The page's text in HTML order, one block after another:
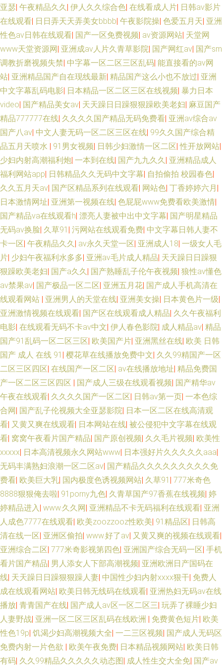
亚瑟| 午夜精品久久| 伊人久久综合色| 在线看成人片| 日韩av影片
在线观看| 日日弄天天弄美女bbbb| 午夜影院操| 色爱五月天| 亚洲
性色av日韩在线观看| 国产一区免费视频| av资源网站| 天堂网
www天堂资源网| 亚洲成aⅴ人片久青草影院| 国产网红av| 国产sm
调教折磨视频失禁| 中字幕一区二区三区乱码| 能直接看的av网
站| 亚洲精品国产自在现线最新| 精品国产这么小也不放过| 亚洲
中文字幕乱码电影| 日本精品一区二区三区在线视频| 暴力日本
video| 国产精品美女av| 天天躁日日躁狠狠躁欧美老妇| 麻豆国产
精品777777在线| 久久久久国产精品无码免费看| 亚洲aⅴ综合av
国产八av| 中文人妻无码一区二区三区在线| 99久久国产综合精
品五月天喷水 | 91男女视频| 日韩少妇激情一区二区|性开放网站|
少妇内射高潮福利炮| 一本到在线| 国产九九久久| 亚洲精品成人
福利网站app| 日韩精品久久无码中文字幕| 自拍偷拍 校园春色|
久久五月天av| 国产区精品系列在线观看| 网站色| 丁香婷婷六月 |
日本激情网址| 亚洲第一视频在线| 色屁屁www免费看欧美激情|
国产精品va在线观看h| 漂亮人妻被中出中文字幕| 国产明星精品
无码av换脸| 久草91 | 污网站在线观看免费| 中文字幕日韩人妻不
卡一区| 午夜精品久久| av永久天堂一区| 亚洲成人18| 一级女人毛
片| 少妇午夜福利水多多| 亚洲av毛片成人精品| 天天躁日日躁狠
狠躁欧美老妇| 国产a久久| 国产熟睡乱子伦午夜视频| 狼性av懂色
av禁果av| 国产极品一区二区| 亚洲五月花| 国产成人手机高清在
线观看网站 | 亚洲男人的天堂在线| 亚洲美女操| 日本黄色片一级|
亚洲激情视频在线观看| 国产区在线观看成人精品| 久久午夜福利
电影| 在线观看无码不卡av中文| 伊人春色影院| 成人精品av| 精品
国产91乱码一区二区三区| 欧美国产片| 亚洲黑丝在线| 欧美 日韩
国产 成人 在线 91 | 樱花草在线播放免费中文| 久久99精国产一区
二区三区四区| 在线国产一区二区| av在线播放地址| 精品免费国
产一区二区三区四区 | 国产成人三级在线观看视频| 国产精华av
午夜在线观看| 久久久久国产一区二区| 日韩av第一页| 一本色综
合网| 国产乱子伦视频大全亚瑟影院| 日本一区二区在线高清观
看| 又黄又爽在线观看| 日本网站在线| 被公侵犯中文字幕在线观
看| 窝窝午夜看片国产精品| 国产原创视频| 久久毛片视频| 欧美性
xxxxx| 日本高清视频永久网站www| 日本强好片久久久久久aaa|
无码丰满熟妇浪潮一区二区av| 国产精品久久久久久久久久久免
费看| 欧美巨大乳| 国内极度色诱视频网站| 久草91 | 777米奇色
8888狠狠俺去啦| 91porny九色| 久青草国产97香蕉在线视频| 婷
婷精品进入 | www.久久网| 亚洲精品不卡无码福利在线观看| 亚洲
人成色7777在线观看| 欧美zoozzooz性欧美| 91精品区| 日韩高
清在线一区| 亚洲区偷拍| www.好了av| 又黄又爽的视频在线观看|
亚洲综合二区| 777米奇影视第四色| 亚洲国产综合无码一区| 手机
看片国产精品| 男人添女人下部高潮视频| 亚洲欧洲日产国码在
线| 天天躁日日躁狠狠躁人妻| 中国性少妇内射xxxx狠干| 免费人
成在线观看网站| 欧美日韩无线码在线观看| 亚洲热妇无码av在线
播放| 青青国产在线| 国产成人av区一区二区三| 玩弄了裸睡少妇
人妻野战| 亚洲一区二区三区乱码在线欧洲 | 免费黄色短片| 欧美
性色19p| 饥渴少妇高潮视频大全| 一二三区视频| 国产成人无码区
免费内射一片色欲 | 欧美午夜免费| 日本精品视频网站| 欧美日韩
有码| 久久99精品久久久久久动态图| 成人性生交大全免| 国产aⅴ